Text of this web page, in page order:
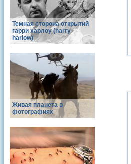
Темная сторона открытий
гарри харлоу (harry
harlow)
Живая планета в
фотографиях